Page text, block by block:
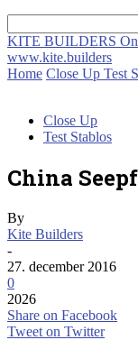
KITE BUILDERS
www.kite.builders
Home Close Up Test
Close Up
Test Stablos
China
By
Kite Builders
-
27. december 2016
0
2026
Share on Facebook
Tweet on Twitter